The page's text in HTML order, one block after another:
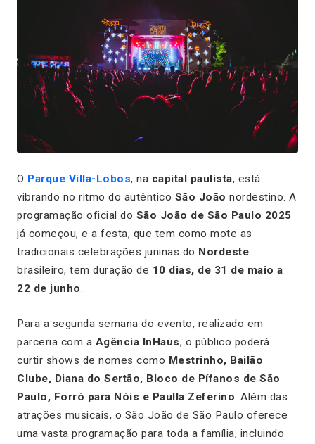
O Parque Villa-Lobos, na capital paulista, está
vibrando no ritmo do autêntico São João nordestino. A
programação oficial do São João de São Paulo 2025
já começou, e a festa, que tem como mote as
tradicionais celebrações juninas do Nordeste
brasileiro, tem duração de 10 dias, de 31 de maio a
22 de junho.
Para a segunda semana do evento, realizado em
parceria com a Agência InHaus, o público poderá
curtir shows de nomes como Mestrinho, Bailão
Clube, Diana do Sertão, Bloco de Pífanos de São
Paulo, Forró para Nóis e Paulla Zeferino. Além das
atrações musicais, o São João de São Paulo oferece
uma vasta programação para toda a família, incluindo